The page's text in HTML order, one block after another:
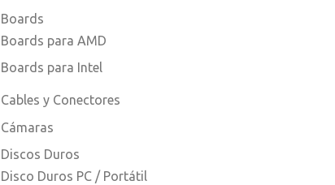
Boards
Boards para AMD
Boards para Intel
Cables y Conectores
Cámaras
Discos Duros
Disco Duros PC / Portátil